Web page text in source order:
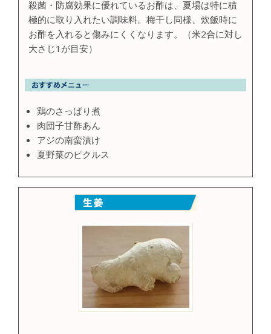
殺菌・防腐効果に優れているお酢は、夏場は特に積
極的に取り入れたい調味料。梅干し同様、炊飯時に
お酢を入れると傷みにくくなります。（米2合に対し
大さじ1が目安）
鶏のさっぱり煮
肉団子甘酢あん
アジの南蛮漬け
夏野菜のピクルス